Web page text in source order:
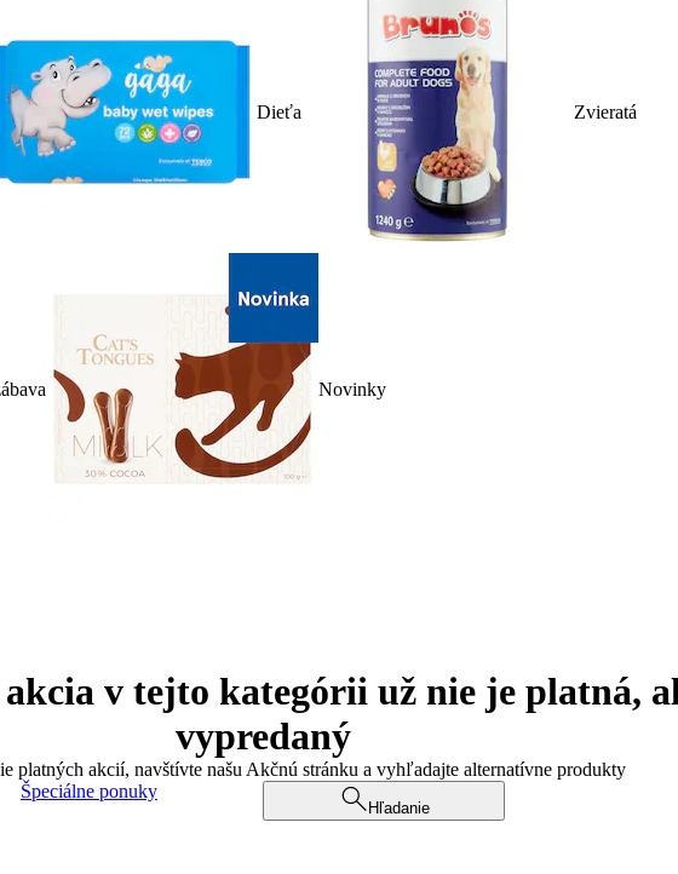
Dieťa Zvieratá
Novinky
v tejto kategórii už nie je platná,
vypredaný
platných akcií, navštívte našu Akčnú stránku a vyhľadajte alternatívne produkty
Špeciálne ponuky
Hľadanie